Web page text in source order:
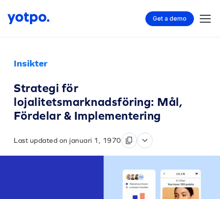
Get a demo
Insikter
Strategi för
lojalitetsmarknadsföring: Mål,
Fördelar & Implementering
Last updated on januari 1, 1970